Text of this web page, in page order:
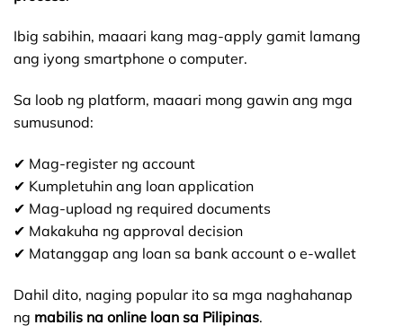
Ibig sabihin, maaari kang mag-apply gamit lamang
ang iyong smartphone o computer.
Sa loob ng platform, maaari mong gawin ang mga
sumusunod:
✔ Mag-register ng account
✔ Kumpletuhin ang loan application
✔ Mag-upload ng required documents
✔ Makakuha ng approval decision
✔ Matanggap ang loan sa bank account o e-wallet
Dahil dito, naging popular ito sa mga naghahanap
ng mabilis na online loan sa Pilipinas.